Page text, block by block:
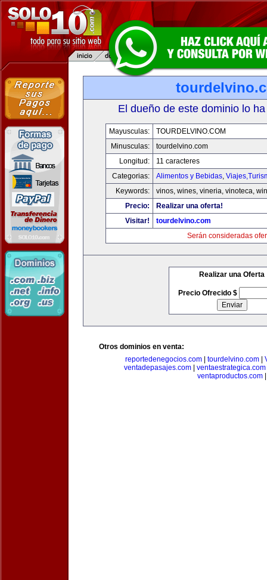
El dueño de este dominio lo
Mayusculas:
TOURDELVINO.COM
Minusculas:
tourdelvino.com
Longitud:
11 caracteres
Categorias:
Alimentos y Bebidas,
Keywords:
vinos, wines, vineria, vinoteca,
Precio:
Realizar una oferta!
Visitar!
tourdelvino.com
Serán consideradas
Realizar una Oferta
Precio Ofrecido $
Otros dominios en venta:
reportedenegocios.com| tourdelvino.com|
ventadepasajes.com
ventaestrategica.com
ventaproductos.com